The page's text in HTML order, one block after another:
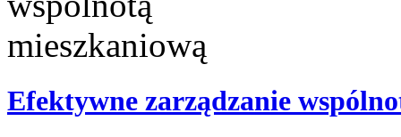
Efektywne zarządzanie